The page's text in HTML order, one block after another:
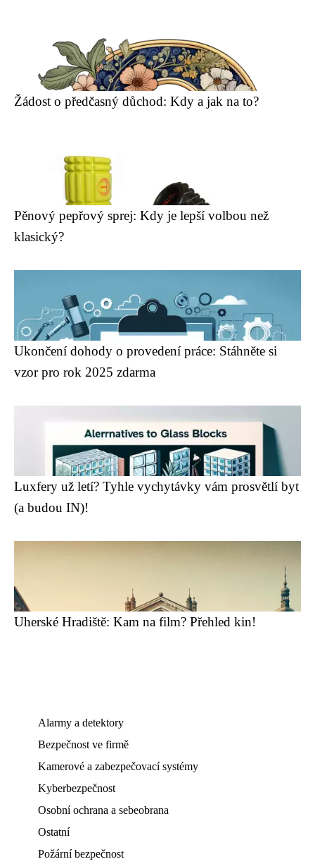
Žádost o předčasný důchod: Kdy a jak na to?
Pěnový pepřový sprej: Kdy je lepší volbou než
klasický?
Ukončení dohody o provedení práce: Stáhněte si
vzor pro rok 2025 zdarma
Luxfery už letí? Tyhle vychytávky vám prosvětlí byt
(a budou IN)!
Uherské Hradiště: Kam na film? Přehled kin!
Alarmy a detektory
Bezpečnost ve firmě
Kamerové a zabezpečovací systémy
Kyberbezpečnost
Osobní ochrana a sebeobrana
Ostatní
Požární bezpečnost